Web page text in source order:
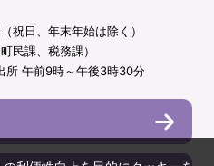
祝日、年末年始は除く）
民課、税務課）
所 午前9時～午後3時30分